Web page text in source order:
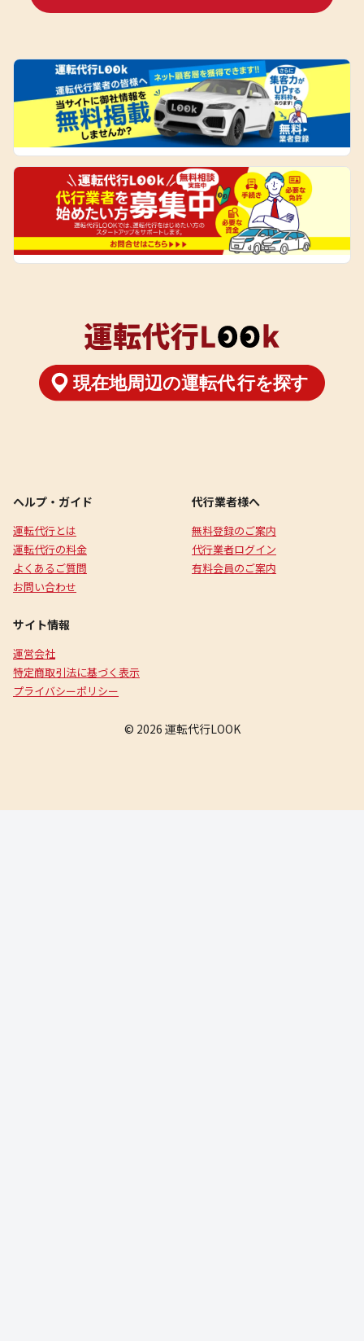
ヘルプ・ガイド
運転代行とは
運転代行の料金
よくあるご質問
お問い合わせ
代行業者様へ
無料登録のご案内
代行業者ログイン
有料会員のご案内
サイト情報
運営会社
特定商取引法に基づく表示
プライバシーポリシー
© 2026 運転代行LOOK